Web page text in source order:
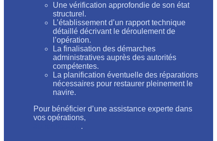
Une vérification approfondie de son état
structurel.
L’établissement d’un rapport technique
détaillé décrivant le déroulement de
l’opération.
La finalisation des démarches
administratives auprès des autorités
compétentes.
La planification éventuelle des réparations
nécessaires pour restaurer pleinement le
navire.
Pour bénéficier d’une assistance experte dans
vos opérations,
.